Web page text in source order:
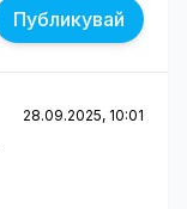
Публикувай
28.09.2025, 10:01